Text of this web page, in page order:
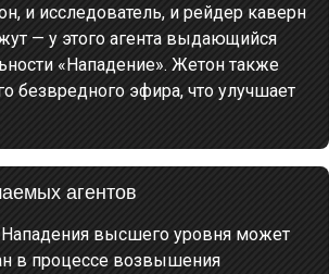
и исследователь, и рейдер каверн
— у этого агента выдающийся
«Нападение». Жетон также
безвредного эфира, что улучшает
агентов
высшего уровня может
в процессе возвышения